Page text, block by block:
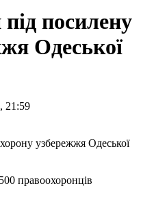
посилену
Одеської
21:59
правоохоронців